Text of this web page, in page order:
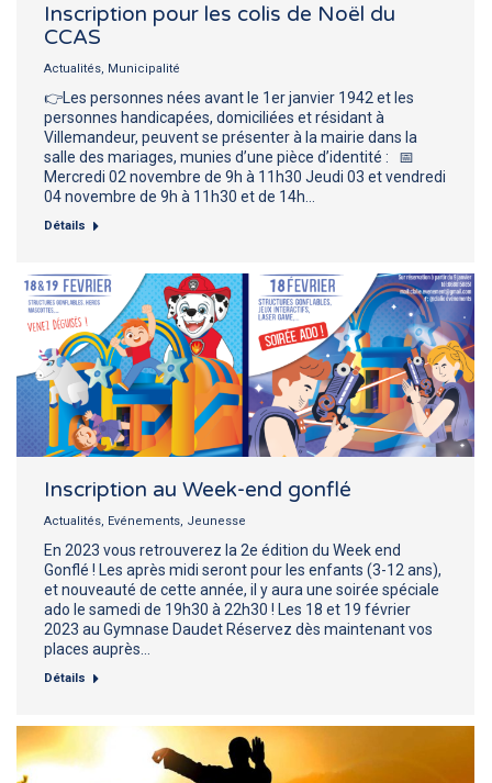
Inscription pour les colis de Noël du
CCAS
Actualités, Municipalité
👉Les personnes nées avant le 1er janvier 1942 et les
personnes handicapées, domiciliées et résidant à
Villemandeur, peuvent se présenter à la mairie dans la
salle des mariages, munies d’une pièce d’identité : 📅
Mercredi 02 novembre de 9h à 11h30 Jeudi 03 et vendredi
04 novembre de 9h à 11h30 et de 14h…
Détails
Inscription au Week-end gonflé
Actualités, Evénements, Jeunesse
En 2023 vous retrouverez la 2e édition du Week end
Gonflé ! Les après midi seront pour les enfants (3-12 ans),
et nouveauté de cette année, il y aura une soirée spéciale
ado le samedi de 19h30 à 22h30 ! Les 18 et 19 février
2023 au Gymnase Daudet Réservez dès maintenant vos
places auprès…
Détails